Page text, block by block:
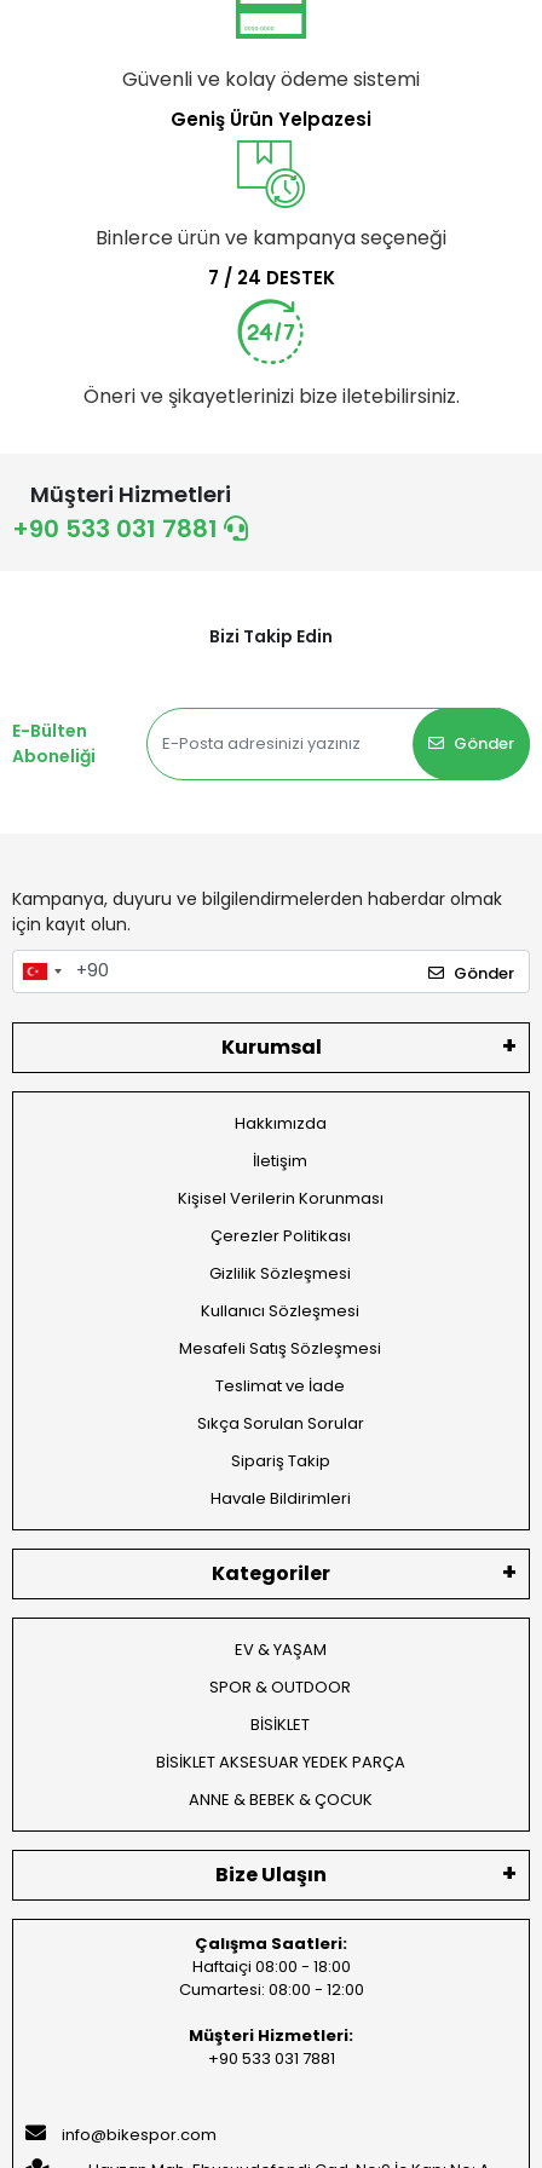
Güvenli ve kolay ödeme sistemi
Geniş Ürün Yelpazesi
Binlerce ürün ve kampanya seçeneği
7 / 24 DESTEK
Öneri ve şikayetlerinizi bize iletebilirsiniz.
Müşteri Hizmetleri
+90 533 031 7881
Bizi Takip Edin
E-Bülten
Aboneliği
Gönder
Kampanya, duyuru ve bilgilendirmelerden haberdar olmak
için kayıt olun.
Gönder
Kurumsal
Hakkımızda
İletişim
Kişisel Verilerin Korunması
Çerezler Politikası
Gizlilik Sözleşmesi
Kullanıcı Sözleşmesi
Mesafeli Satış Sözleşmesi
Teslimat ve İade
Sıkça Sorulan Sorular
Sipariş Takip
Havale Bildirimleri
Kategoriler
EV & YAŞAM
SPOR & OUTDOOR
BİSİKLET
BİSİKLET AKSESUAR YEDEK PARÇA
ANNE & BEBEK & ÇOCUK
Bize Ulaşın
Çalışma Saatleri:
Haftaiçi 08:00 - 18:00
Cumartesi: 08:00 - 12:00
Müşteri Hizmetleri:
+90 533 031 7881
info@bikespor.com